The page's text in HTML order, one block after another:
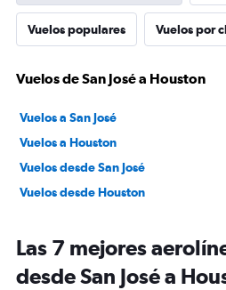
Vuelos populares Vuelos por
Vuelos de San José a Houston
Vuelos a San José
Vuelos a Houston
Vuelos desde San José
Vuelos desde Houston
Las 7 mejores
desde San José a